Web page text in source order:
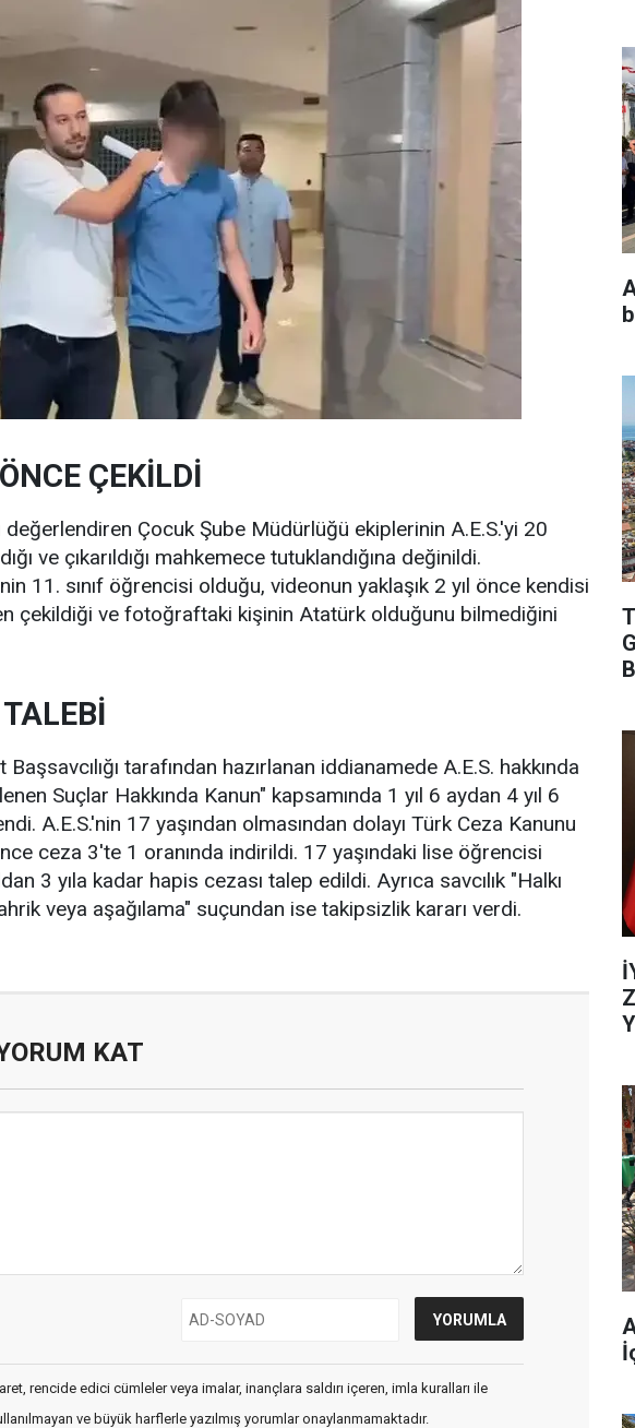
ÇEKİLDİ
değerlendiren Çocuk Şube Müdürlüğü ekiplerinin A.E.S.'yi 20
ve çıkarıldığı mahkemece tutuklandığına değinildi.
11. sınıf öğrencisi olduğu, videonun yaklaşık 2 yıl önce kendisi
çekildiği ve fotoğraftaki kişinin Atatürk olduğunu bilmediğini
tarafından hazırlanan iddianamede A.E.S. hakkında
Suçlar Hakkında Kanun" kapsamında 1 yıl 6 aydan 4 yıl 6
A.E.S.'nin 17 yaşından olmasından dolayı Türk Ceza Kanunu
ceza 3'te 1 oranında indirildi. 17 yaşındaki lise öğrencisi
3 yıla kadar hapis cezası talep edildi. Ayrıca savcılık "Halkı
veya aşağılama" suçundan ise takipsizlik kararı verdi.
KAT
rencide edici cümleler veya imalar, inançlara saldırı içeren, imla kuralları ile
ve büyük harflerle yazılmış yorumlar onaylanmamaktadır.